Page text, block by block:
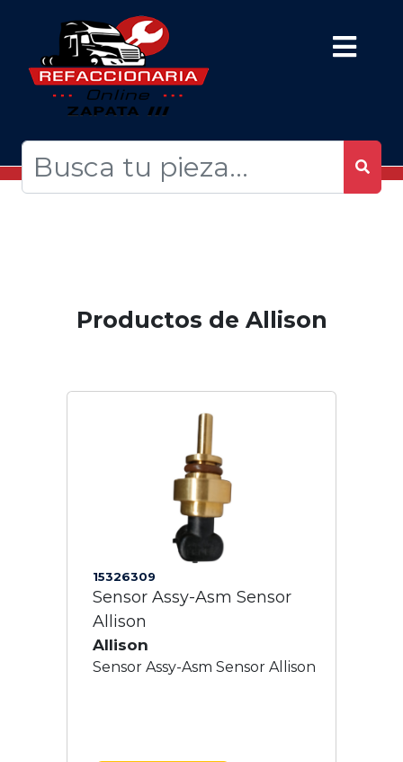
Productos de Allison
15326309
Sensor Assy-Asm Sensor
Allison
Allison
Sensor Assy-Asm Sensor Allison